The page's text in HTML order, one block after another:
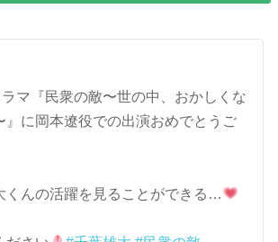
マ『民衆の敵〜世の中、おかしくな
』に岡本遼役での出演おめでとうご
くんの活躍を見ることができる…